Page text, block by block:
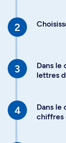
Dans le
lettres
Dans le
chiffres